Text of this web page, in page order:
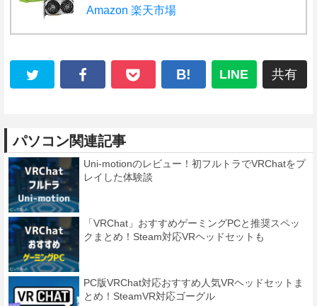
Amazon 楽天市場
B! LINE 共有
パソコン関連記事
Uni-motionのレビュー！初フルトラでVRChatをプ
レイした体験談
「VRChat」おすすめゲーミングPCと推奨スペッ
クまとめ！Steam対応VRヘッドセットも
PC版VRChat対応おすすめ人気VRヘッドセットま
とめ！SteamVR対応ゴーグル